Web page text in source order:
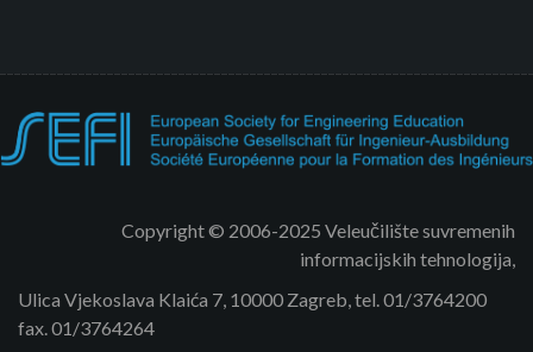
Copyright © 2006-2025 Veleučilište suvremenih
informacijskih tehnologija,
Ulica Vjekoslava Klaića 7, 10000 Zagreb, tel. 01/3764200
fax. 01/3764264